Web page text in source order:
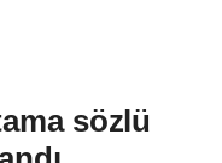
sözlü